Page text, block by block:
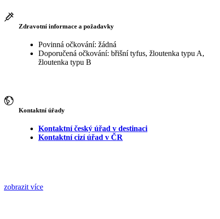
Zdravotní informace a požadavky
Povinná očkování: žádná
Doporučená očkování: břišní tyfus, žloutenka typu A,
žloutenka typu B
Kontaktní úřady
Kontaktní český úřad v destinaci
Kontaktní cizí úřad v ČR
zobrazit více